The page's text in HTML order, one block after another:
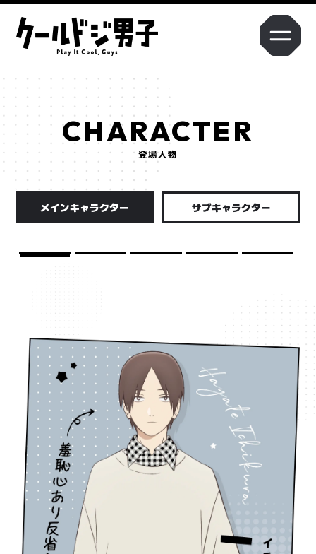
Q1. 本作の印象を教えてください。
Q2. 演じるキャラクターの印象と役に対する意気込みを教えてくださ
い。
CHARACTER
登場人物
メインキャラクター サブキャラクター